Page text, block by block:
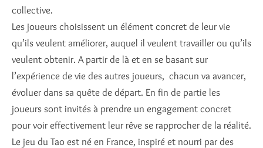
collective.
Les joueurs choisissent un élément concret de leur vie
qu’ils veulent améliorer, auquel il veulent travailler ou qu’ils
veulent obtenir. A partir de là et en se basant sur
l’expérience de vie des autres joueurs, chacun va avancer,
évoluer dans sa quête de départ. En fin de partie les
joueurs sont invités à prendre un engagement concret
pour voir effectivement leur rêve se rapprocher de la réalité.
Le jeu du Tao est né en France, inspiré et nourri par des